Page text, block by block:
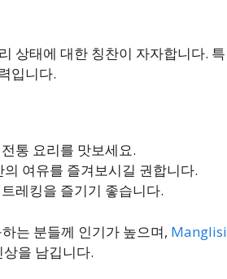
상태에 대한 칭찬이 자자합니다. 특
입니다.
통 요리를 맛보세요.
여유를 즐겨보시길 권합니다.
레킹을 즐기기 좋습니다.
는 분들께 인기가 높으며, Manglisi
을 남깁니다.